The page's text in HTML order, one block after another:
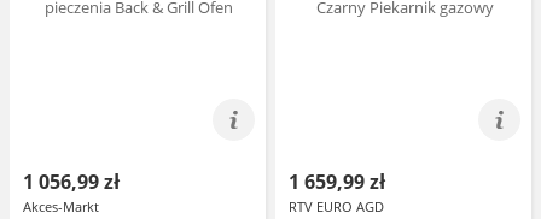
1 056,99 zł
Akces-Markt
1 659,99 zł
RTV EURO AGD